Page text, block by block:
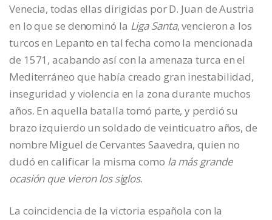
Venecia, todas ellas dirigidas por D. Juan de Austria
en lo que se denominó la Liga Santa, vencieron a los
turcos en Lepanto en tal fecha como la mencionada
de 1571, acabando así con la amenaza turca en el
Mediterráneo que había creado gran inestabilidad,
inseguridad y violencia en la zona durante muchos
años. En aquella batalla tomó parte, y perdió su
brazo izquierdo un soldado de veinticuatro años, de
nombre Miguel de Cervantes Saavedra, quien no
dudó en calificar la misma como la más grande
ocasión que vieron los siglos.
La coincidencia de la victoria española con la